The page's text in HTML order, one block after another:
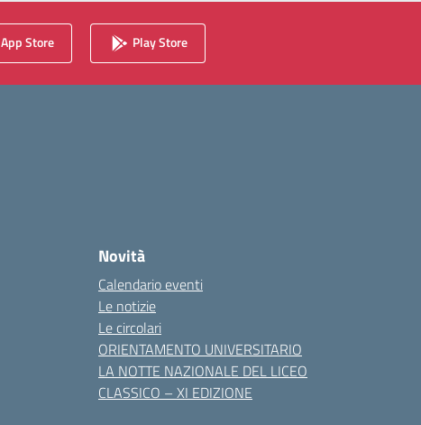
App Store Play Store
Novità
Calendario eventi
Le notizie
Le circolari
ORIENTAMENTO UNIVERSITARIO
LA NOTTE NAZIONALE DEL LICEO
CLASSICO – XI EDIZIONE